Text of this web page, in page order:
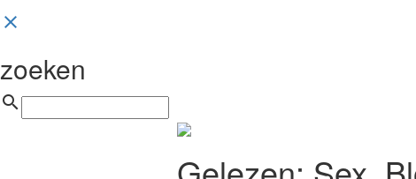
clear
zoeken
search